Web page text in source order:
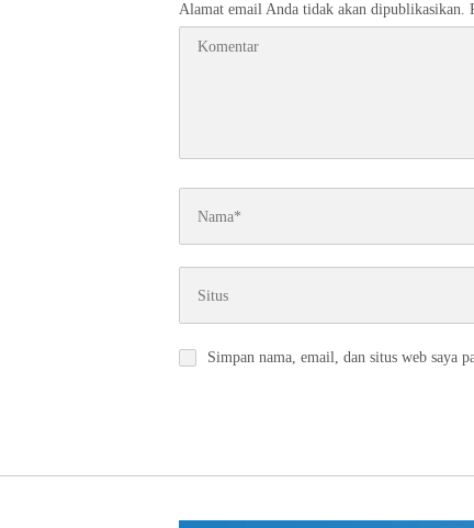
Alamat email Anda tidak akan dipublikasikan.
Simpan nama, email, dan situs web saya